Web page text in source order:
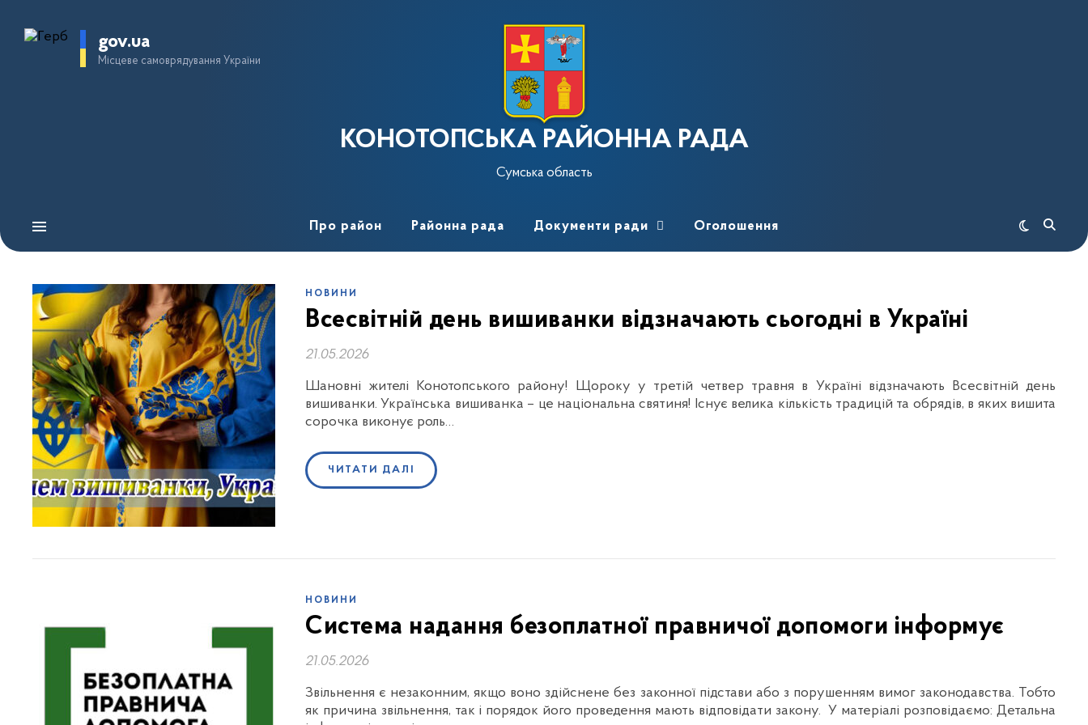
gov.ua
Місцеве самоврядування України
КОНОТОПСЬКА РАЙОННА РАДА
Сумська область
Про район Районна рада Документи ради Оголошення
НОВИНИ
Всесвітній день вишиванки відзначають сьогодні в Україні
21.05.2026
Шановні жителі Конотопського району! Щороку у третій четвер травня в Україні відзначають Всесвітній день
вишиванки. Українська вишиванка – це національна святиня! Існує велика кількість традицій та обрядів, в яких вишита
сорочка виконує роль…
ЧИТАТИ ДАЛІ
НОВИНИ
Система надання безоплатної правничої допомоги інформує
21.05.2026
Звільнення є незаконним, якщо воно здійснене без законної підстави або з порушенням вимог законодавства. Тобто
як причина звільнення, так і порядок його проведення мають відповідати закону. У матеріалі розповідаємо: Детальна